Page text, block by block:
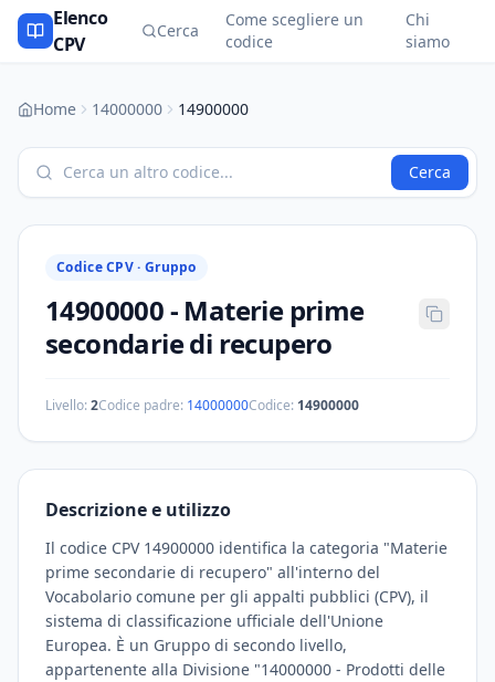
Elenco
CPV
Cerca
Come scegliere un
codice
Chi
siamo
Home 14000000 14900000
Cerca
Codice CPV · Gruppo
14900000- Materie prime
secondarie di recupero
Livello:2Codice padre: 14000000Codice: 14900000
Descrizione e utilizzo
Il codice CPV 14900000 identifica la categoria "Materie
prime secondarie di recupero" all'interno del
Vocabolario comune per gli appalti pubblici (CPV), il
sistema di classificazione ufficiale dell'Unione
Europea. È un Gruppo di secondo livello,
appartenente alla Divisione "14000000 - Prodotti delle